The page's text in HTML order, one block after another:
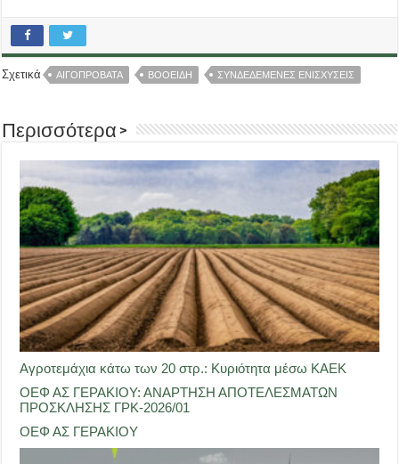
Σχετικά ΑΙΓΟΠΡΟΒΑΤΑ ΒΟΟΕΙΔΗ ΣΥΝΔΕΔΕΜΕΝΕΣ ΕΝΙΣΧΥΣΕΙΣ
Περισσότερα >
Αγροτεμάχια κάτω των 20 στρ.: Κυριότητα μέσω ΚΑΕΚ
ΟΕΦ ΑΣ ΓΕΡΑΚΙΟΥ: ΑΝΑΡΤΗΣΗ ΑΠΟΤΕΛΕΣΜΑΤΩΝ
ΠΡΟΣΚΛΗΣΗΣ ΓΡΚ-2026/01
ΟΕΦ ΑΣ ΓΕΡΑΚΙΟΥ